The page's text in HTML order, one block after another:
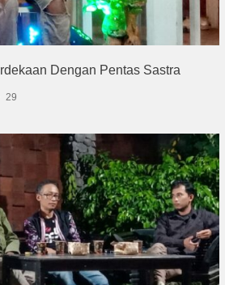
Dengan Pentas Sastra
29